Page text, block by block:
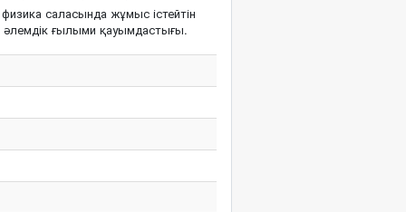
саласында жұмыс істейтін
ғылыми қауымдастығы.